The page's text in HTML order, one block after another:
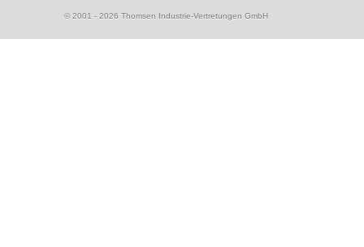
© 2001 - 2026 Thomsen Industrie-Vertretungen GmbH